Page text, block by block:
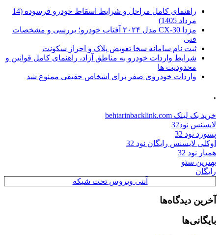
راهنمای کامل مراحل و شرایط اسقاط خودرو فرسوده (14
مرداد 1405)
مزدا CX-30 مدل ۲۰۲۴ آفتاب خودرو؛ بررسی و مشخصات
فنی
ثبت نام سامانه سخا تعویض پلاک و احراز سکونت
شرایط واردات خودرو به مناطق آزاد، راهنمای کامل قوانین و
محدودیت ها
واردات خودروی صفر برای اشخاص حقیقی ممنوع شد
.
خرید بک لینک behtarinbacklink.com
لایسنس نود32
پسورد نود 32
اوکلی لایسنس رایگان نود 32
همیار نود 32
بهترین سئو
رایگان
آنتی ویروس تحت شبکه
آخرین دیدگاه‌ها
بایگانی‌ها